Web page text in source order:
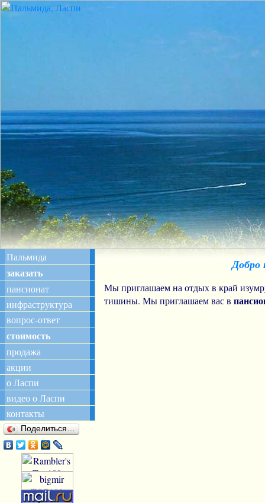
Добро
Мы приглашаем на отдых в край
тишины. Мы приглашаем вас в
Пальмида
заказать
пансионат
инфраструктура
вопрос-ответ
стоимость
продажа
акции
о Ласпи
видео о Ласпи
контакты
Поделиться…